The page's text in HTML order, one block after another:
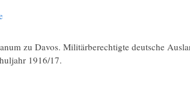
zu Davos. Militärberechtigte deutsche
1916/17.